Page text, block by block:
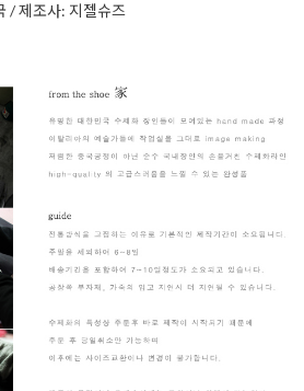
/ 제조사: 지젤슈즈